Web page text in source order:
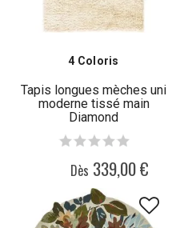
4 Coloris
Tapis longues mèches uni
moderne tissé main
Diamond
Dès 339,00 €